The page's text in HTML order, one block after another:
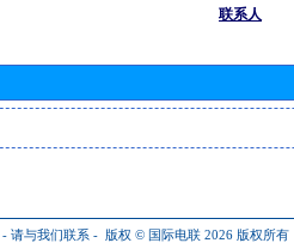
联系人
- 请与我们联系 - 版权 © 国际电联 2026 版权所有